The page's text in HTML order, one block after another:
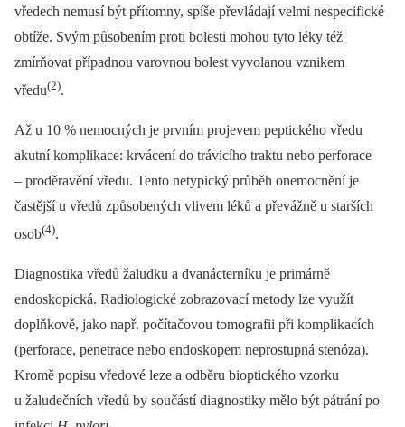
vředech nemusí být přítomny, spíše převládají velmi nespecifické
obtíže. Svým působením proti bolesti mohou tyto léky též
zmírňovat případnou varovnou bolest vyvolanou vznikem
vředu(2).
Až u 10 % nemocných je prvním projevem peptického vředu
akutní komplikace: krvácení do trávicího traktu nebo perforace
–⁠ proděravění vředu. Tento netypický průběh onemocnění je
častější u vředů způsobených vlivem léků a převážně u starších
osob(4).
Diagnostika vředů žaludku a dvanácterníku je primárně
endoskopická. Radiologické zobrazovací metody lze využít
doplňkově, jako např. počítačovou tomografii při komplikacích
(perforace, penetrace nebo endoskopem neprostupná stenóza).
Kromě popisu vředové leze a odběru bioptického vzorku
u žaludečních vředů by součástí diagnostiky mělo být pátrání po